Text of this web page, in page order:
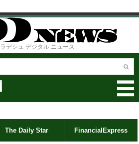
デシュ デジタル ニュース
The Daily Star FinancialExpress